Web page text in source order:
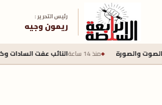
رئيس التحرير :
ريمون وجيه
منذ 14 ساعة النائب عفت السادات وكيل خارجية